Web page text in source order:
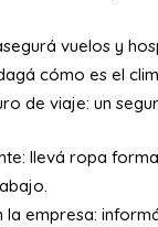
vuelos y
cómo es el
de viaje: un
llevá ropa
empresa: